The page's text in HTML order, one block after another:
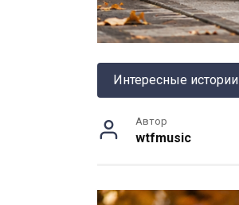
Интересные истории
Автор
wtfmusic